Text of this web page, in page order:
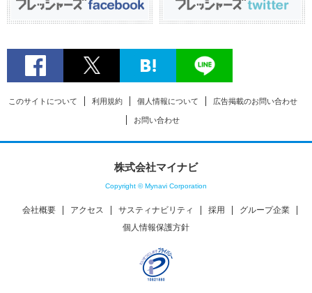
このサイトについて 利用規約 個人情報について 広告掲載のお問い合わせ
お問い合わせ
株式会社マイナビ
Copyright © Mynavi Corporation
会社概要 アクセス サスティナビリティ 採用
グループ企業
個人情報保護方針